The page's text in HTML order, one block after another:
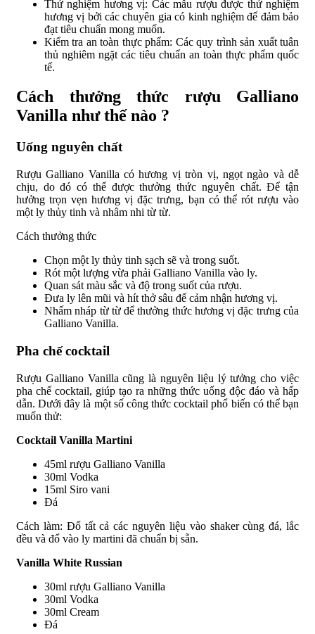
Thử nghiệm hương vị: Các mẫu rượu được thử nghiệm
hương vị bởi các chuyên gia có kinh nghiệm để đảm bảo
đạt tiêu chuẩn mong muốn.
Kiểm tra an toàn thực phẩm: Các quy trình sản xuất tuân
thủ nghiêm ngặt các tiêu chuẩn an toàn thực phẩm quốc
tế.
Cách thưởng thức rượu Galliano
Vanilla như thế nào ?
Uống nguyên chất
Rượu Galliano Vanilla có hương vị tròn vị, ngọt ngào và dễ
chịu, do đó có thể được thưởng thức nguyên chất. Để tận
hưởng trọn vẹn hương vị đặc trưng, bạn có thể rót rượu vào
một ly thủy tinh và nhâm nhi từ từ.
Cách thưởng thức
Chọn một ly thủy tinh sạch sẽ và trong suốt.
Rót một lượng vừa phải Galliano Vanilla vào ly.
Quan sát màu sắc và độ trong suốt của rượu.
Đưa ly lên mũi và hít thở sâu để cảm nhận hương vị.
Nhấm nháp từ từ để thưởng thức hương vị đặc trưng của
Galliano Vanilla.
Pha chế cocktail
Rượu Galliano Vanilla cũng là nguyên liệu lý tưởng cho việc
pha chế cocktail, giúp tạo ra những thức uống độc đáo và hấp
dẫn. Dưới đây là một số công thức cocktail phổ biến có thể bạn
muốn thử:
Cocktail Vanilla Martini
45ml rượu Galliano Vanilla
30ml Vodka
15ml Siro vani
Đá
Cách làm: Đổ tất cả các nguyên liệu vào shaker cùng đá, lắc
đều và đổ vào ly martini đã chuẩn bị sẵn.
Vanilla White Russian
30ml rượu Galliano Vanilla
30ml Vodka
30ml Cream
Đá